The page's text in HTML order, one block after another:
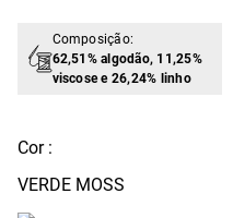
Composição:
62,51% algodão, 11,25%
viscose e 26,24% linho
Cor :
VERDE MOSS
jeans
º vestido curto